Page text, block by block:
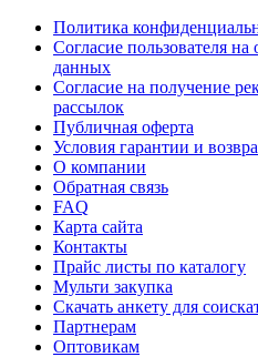
Политика
Согласие пользователя
данных
Согласие на получение
рассылок
Публичная оферта
Условия гарантии и
О компании
Обратная связь
FAQ
Карта сайта
Контакты
Прайс листы по каталогу
Мульти закупка
Скачать анкету для
Партнерам
Оптовикам